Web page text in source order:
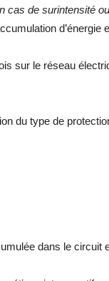
cas de surintensité
d’énergie
sur le réseau
du type de
dans le circuit